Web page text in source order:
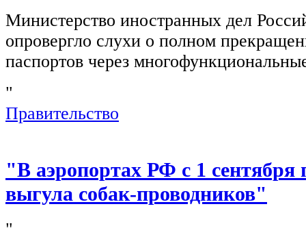
Министерство иностранных дел
опровергло слухи о полном
паспортов через
"
Правительство
"В аэропортах РФ с 1 сентября
выгула собак-проводников"
"